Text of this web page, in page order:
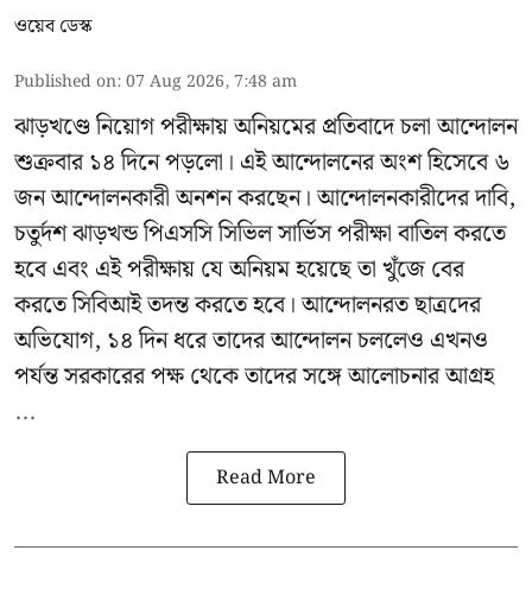
ওয়েব ডেস্ক
Published on:07 Aug 2026, 7:48 am
ঝাড়খণ্ডে নিয়োগ পরীক্ষায় অনিয়মের প্রতিবাদে চলা আন্দোলন
শুক্রবার ১৪ দিনে পড়লো। এই আন্দোলনের অংশ হিসেবে ৬
জন আন্দোলনকারী অনশন করছেন। আন্দোলনকারীদের দাবি,
চতুর্দশ ঝাড়খন্ড পিএসসি সিভিল সার্ভিস পরীক্ষা বাতিল করতে
হবে এবং এই পরীক্ষায় যে অনিয়ম হয়েছে তা খুঁজে বের
করতে সিবিআই তদন্ত করতে হবে। আন্দোলনরত ছাত্রদের
অভিযোগ, ১৪ দিন ধরে তাদের আন্দোলন চললেও এখনও
পর্যন্ত সরকারের পক্ষ থেকে তাদের সঙ্গে আলোচনার আগ্রহ
...
Read More